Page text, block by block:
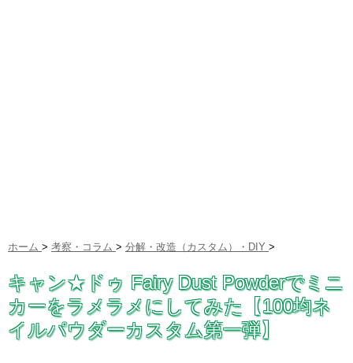
ホーム > 考察・コラム > 分解・改造（カスタム）・DIY >
キャン★ドゥ Fairy Dust Powderでミニ
カーをラメラメにしてみた【100均ネ
イルパウダーカスタム第一弾】